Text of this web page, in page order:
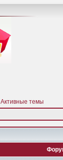
Активные темы